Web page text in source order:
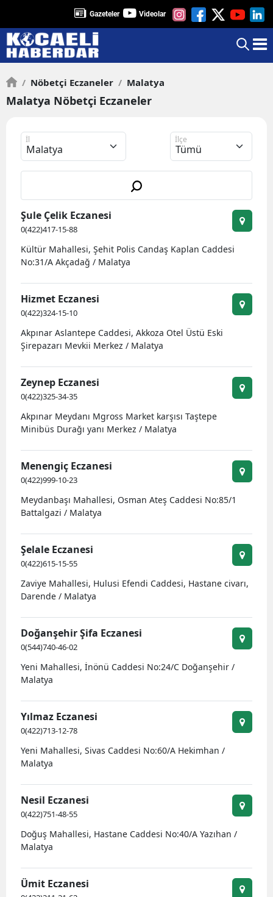
Gazeteler Videolar
/ Nöbetçi Eczaneler / Malatya
Malatya Nöbetçi Eczaneler
İl İlçe
Şule Çelik Eczanesi
0(422)417-15-88
Kültür Mahallesi, Şehit Polis Candaş Kaplan Caddesi
No:31/A Akçadağ / Malatya
Hizmet Eczanesi
0(422)324-15-10
Akpınar Aslantepe Caddesi, Akkoza Otel Üstü Eski
Şirepazarı Mevkii Merkez / Malatya
Zeynep Eczanesi
0(422)325-34-35
Akpınar Meydanı Mgross Market karşısı Taştepe
Minibüs Durağı yanı Merkez / Malatya
Menengiç Eczanesi
0(422)999-10-23
Meydanbaşı Mahallesi, Osman Ateş Caddesi No:85/1
Battalgazi / Malatya
Şelale Eczanesi
0(422)615-15-55
Zaviye Mahallesi, Hulusi Efendi Caddesi, Hastane civarı,
Darende / Malatya
Doğanşehir Şifa Eczanesi
0(544)740-46-02
Yeni Mahallesi, İnönü Caddesi No:24/C Doğanşehir /
Malatya
Yılmaz Eczanesi
0(422)713-12-78
Yeni Mahallesi, Sivas Caddesi No:60/A Hekimhan /
Malatya
Nesil Eczanesi
0(422)751-48-55
Doğuş Mahallesi, Hastane Caddesi No:40/A Yazıhan /
Malatya
Ümit Eczanesi